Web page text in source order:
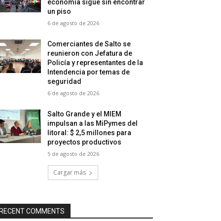
economía sigue sin encontrar
un piso
6 de agosto de 2026
Comerciantes de Salto se
reunieron con Jefatura de
Policía y representantes de la
Intendencia por temas de
seguridad
6 de agosto de 2026
Salto Grande y el MIEM
impulsan a las MiPymes del
litoral: $ 2,5 millones para
proyectos productivos
5 de agosto de 2026
Cargar más
COMMENTS